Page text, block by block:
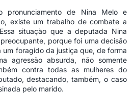
pronunciamento de Nina Melo e
existe um trabalho de combate a
situação que a deputada Nina
porque foi uma decisão
foragido da justiça que, de forma
agressão absurda, não somente
contra todas as mulheres do
destacando, também, o caso
pelo marido.